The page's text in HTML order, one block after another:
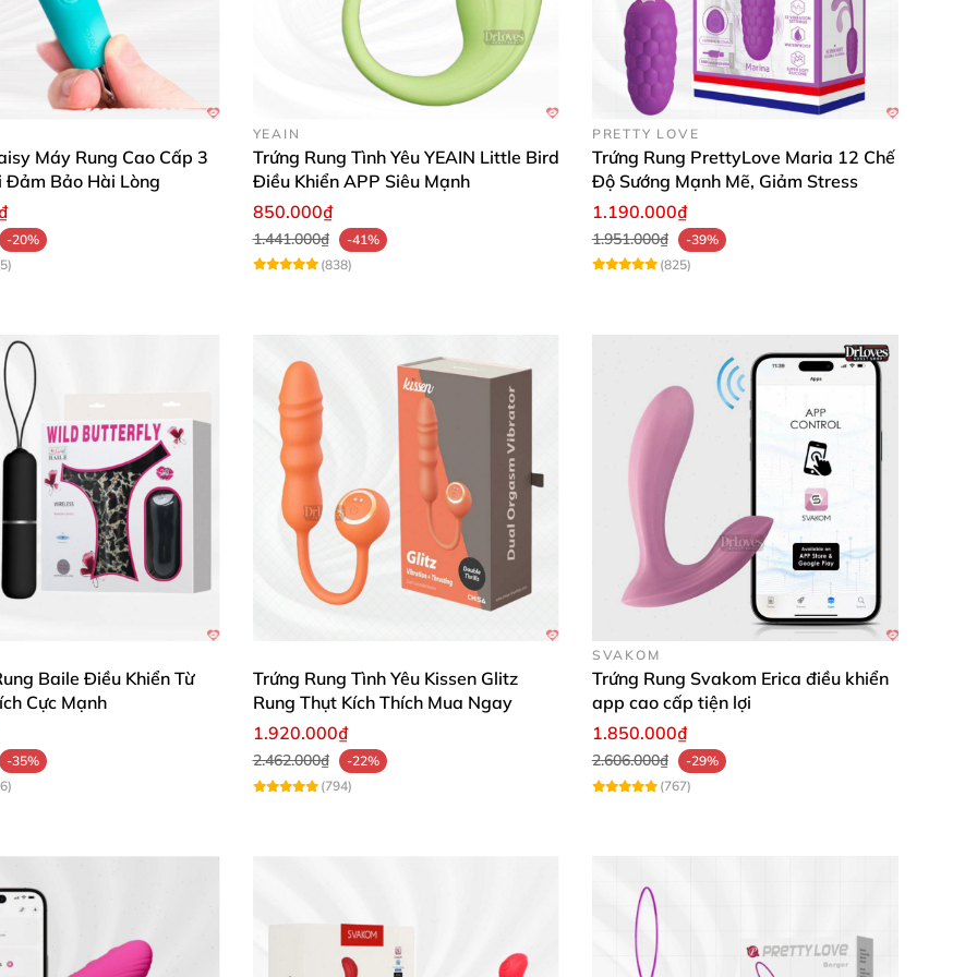
ráo, thoáng mát, tránh ánh nắng trực tiếp
Trứng Rung Gai Mềm Silicon Kích Thích Cực Đã Tình Yêu
🗣️
tay, chất liệu silicon rất mềm mại giúp mình thư giãn tuyệt đối. Mình thật sự hài lòng với sự tiện
như bao đôn rất thông minh. Mình dễ dàng vệ sinh và tận hưởng sự an toàn tuyệt đối. Sản phẩm
silicon gai bi mềm mại để tận hưởng cảm giác sướng mới lạ và thăng hoa bất tận. Mua hàng ngay
💝
Máy Rung Cao Cấp 3
Đảm Bảo Hài Lòng
-20%
YEAIN
Trứng Rung Tình Yêu YEAIN Little Bird
Điều Khiển APP Siêu Mạnh
850.000₫
1.441.000₫
-41%
(838)
PRETTY LOVE
Trứng Rung PrettyLove Maria 12 Chế
Độ Sướng Mạnh Mẽ, Giảm Stress
1.190.000₫
1.951.000₫
-39%
(825)
Baile Điều Khiển Từ
Cực Mạnh
-35%
Trứng Rung Tình Yêu Kissen Glitz
Rung Thụt Kích Thích Mua Ngay
1.920.000₫
2.462.000₫
-22%
(794)
SVAKOM
Trứng Rung Svakom Erica điều khiển
app cao cấp tiện lợi
1.850.000₫
2.606.000₫
-29%
(767)